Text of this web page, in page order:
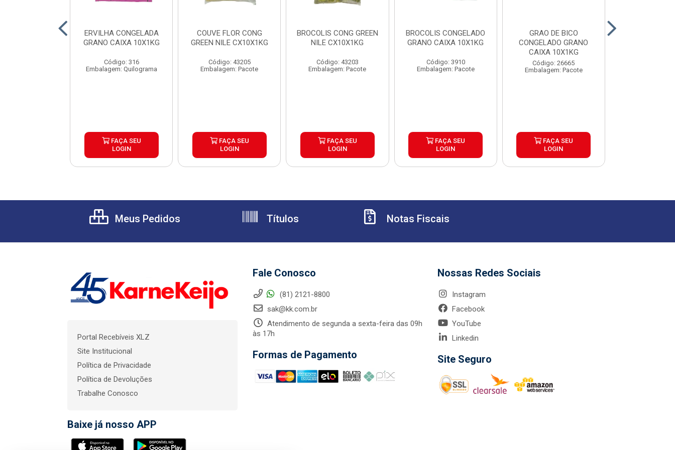
ERVILHA CONGELADA
GRANO CAIXA 10X1KG
Código: 316
Embalagem: Quilograma
FAÇA SEU
LOGIN
COUVE FLOR CONG
GREEN NILE CX10X1KG
Código: 43205
Embalagem: Pacote
FAÇA SEU
LOGIN
BROCOLIS CONG GREEN
NILE CX10X1KG
Código: 43203
Embalagem: Pacote
FAÇA SEU
LOGIN
BROCOLIS CONGELADO
GRANO CAIXA 10X1KG
Código: 3910
Embalagem: Pacote
FAÇA SEU
LOGIN
GRAO DE BICO
CONGELADO GRANO
CAIXA 10X1KG
Código: 26665
Embalagem: Pacote
FAÇA SEU
LOGIN
Meus Pedidos Títulos Notas Fiscais
Portal Recebíveis XLZ
Site Institucional
Política de Privacidade
Política de Devoluções
Trabalhe Conosco
Baixe já nosso APP
Fale Conosco
(81) 2121-8800
sak@kk.com.br
Atendimento de segunda a sexta-feira das 09h
às 17h
Formas de Pagamento
Nossas Redes Sociais
Instagram
Facebook
YouTube
Linkedin
Site Seguro